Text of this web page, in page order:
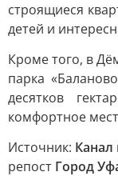
строящиеся
детей и
Кроме того, в
парка
десятков
комфортное
Источник: Канал
репост Город